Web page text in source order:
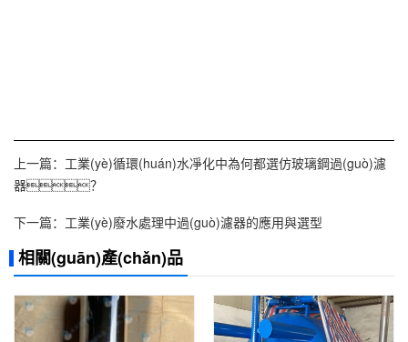
上一篇： 工業(yè)循環(huán)水凈化中為何都選仿玻璃鋼過(guò)濾
器？
下一篇： 工業(yè)廢水處理中過(guò)濾器的應用與選型
相關(guān)產(chǎn)品